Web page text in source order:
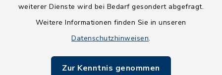
weiterer Dienste wird bei Bedarf gesondert abgefragt.
Weitere Informationen finden Sie in unseren
Datenschutzhinweisen.
Zur Kenntnis genommen
Barrierefreiheit